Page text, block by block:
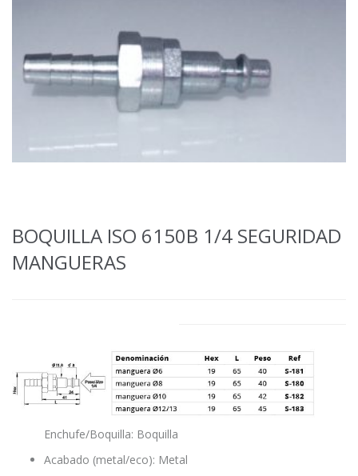
BOQUILLA ISO 6150B 1/4 SEGURIDAD
MANGUERAS
Enchufe/Boquilla: Boquilla
Acabado (metal/eco): Metal